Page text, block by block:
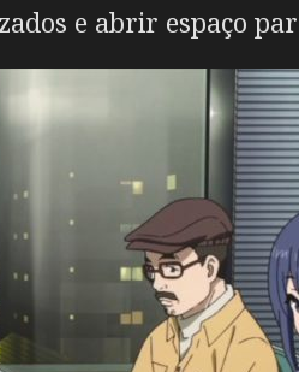
e abrir espaço